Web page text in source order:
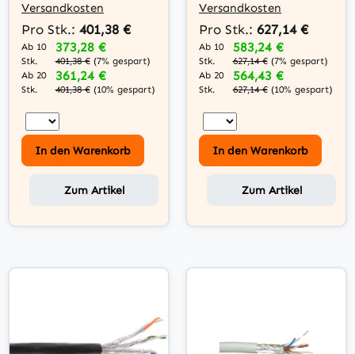
Versandkosten
Pro Stk.: 401,38 €
Ab 10
Stk.
373,28 €
401,38 € (7% gespart)
Ab 20
Stk.
361,24 €
401,38 € (10% gespart)
In den Warenkorb
Zum Artikel
Versandkosten
Pro Stk.: 627,14 €
Ab 10
Stk.
583,24 €
627,14 € (7% gespart)
Ab 20
Stk.
564,43 €
627,14 € (10% gespart)
In den Warenkorb
Zum Artikel